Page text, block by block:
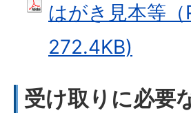
はがき見本等
272.4KB)
受け取りに必要